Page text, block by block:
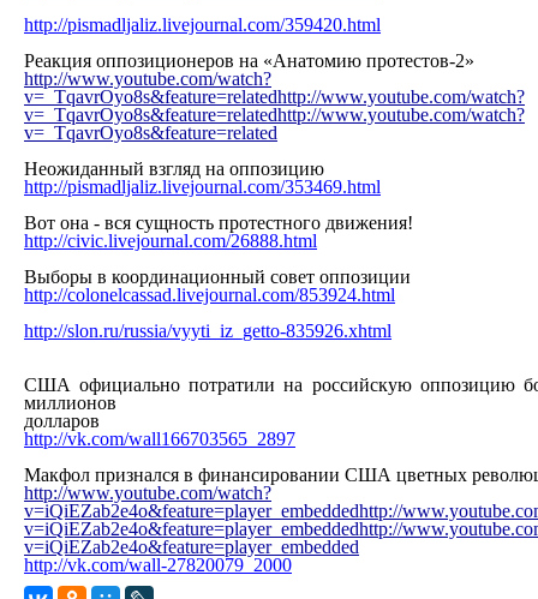
http://pismadljaliz.livejournal.com/359420.html
Реакция оппозиционеров на «Анатомию протестов-2»
http://www.youtube.com/watch?
v=_TqavrOyo8s&feature=relatedhttp://www.youtube.com/watch?
v=_TqavrOyo8s&feature=relatedhttp://www.youtube.com/watch?
v=_TqavrOyo8s&feature=related
Неожиданный взгляд на оппозицию
http://pismadljaliz.livejournal.com/353469.html
Вот она - вся сущность протестного движения!
http://civic.livejournal.com/26888.html
Выборы в координационный совет оппозиции
http://colonelcassad.livejournal.com/853924.html
http://slon.ru/russia/vyyti_iz_getto-835926.xhtml
США официально потратили на российскую оппозицию
миллионов
долларов
http://vk.com/wall166703565_2897
Макфол признался в финансировании США цветных
http://www.youtube.com/watch?
v=iQiEZab2e4o&feature=player_embeddedhttp://
v=iQiEZab2e4o&feature=player_embeddedhttp://
v=iQiEZab2e4o&feature=player_embedded
http://vk.com/wall-27820079_2000